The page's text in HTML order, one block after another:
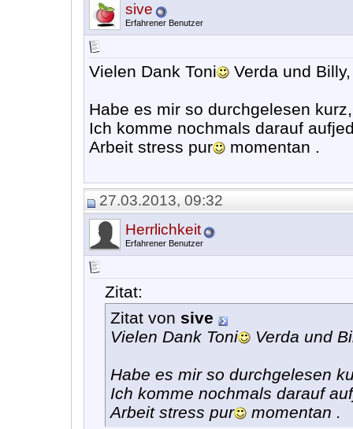
sive
Erfahrener Benutzer
Vielen Dank Toni Verda und Billy,
Habe es mir so durchgelesen
Ich komme nochmals darauf
Arbeit stress pur
momentan .
27.03.2013, 09:32
Herrlichkeit
Erfahrener Benutzer
Zitat:
Zitat von sive
Vielen Dank Toni
Verda und
Habe es mir so durchgelesen
Ich komme nochmals darauf
Arbeit stress pur
momentan .